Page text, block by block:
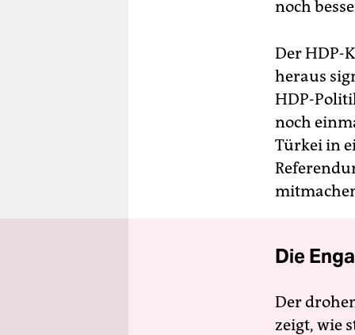
noch
Der HDP-
heraus
HDP-
noch
Türkei in
Die
Der
zeigt, wie